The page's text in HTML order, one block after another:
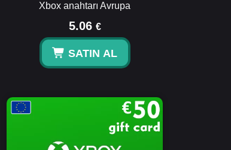
Xbox anahtarı Avrupa
5.06 €
SATIN AL